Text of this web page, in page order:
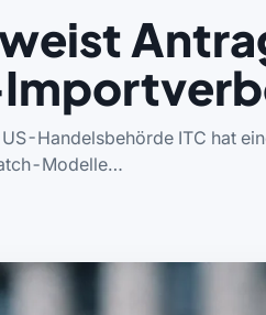
Handelsbehörde ITC hat
Modelle…